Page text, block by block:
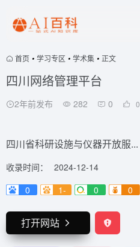
首页 • 学习专区 • 学术集 • 正文
四川网络管理平台
2年前发布 282 0 0
四川省科研设施与仪器开放服...
收录时间：
2024-12-14
0
1- 0 0
打开网站